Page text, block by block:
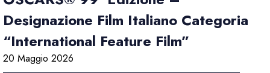
Designazione Film Italiano Categoria
“International Feature Film”
20 Maggio 2026